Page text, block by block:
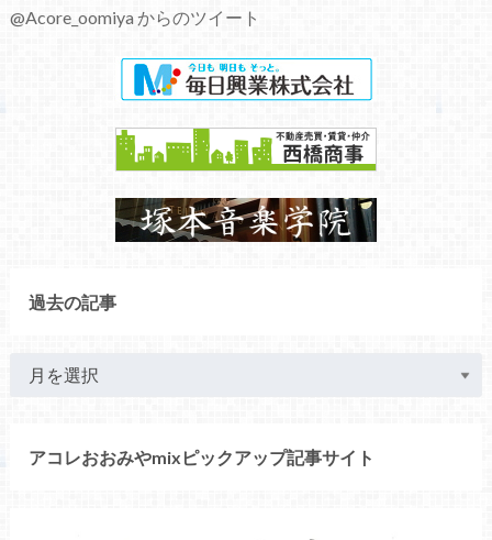
@Acore_oomiya からのツイート
過去の記事
アコレおおみやmixピックアップ記事サイト